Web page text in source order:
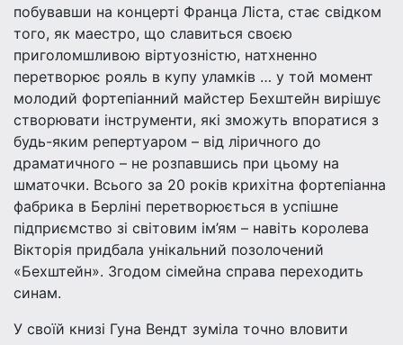
побувавши на концерті Франца Ліста, стає свідком
того, як маестро, що славиться своєю
приголомшливою віртуозністю, натхненно
перетворює рояль в купу уламків … у той момент
молодий фортепіанний майстер Бехштейн вирішує
створювати інструменти, які зможуть впоратися з
будь-яким репертуаром – від ліричного до
драматичного – не розпавшись при цьому на
шматочки. Всього за 20 років крихітна фортепіанна
фабрика в Берліні перетворюється в успішне
підприємство зі світовим ім’ям – навіть королева
Вікторія придбала унікальний позолочений
«Бехштейн». Згодом сімейна справа переходить
синам.
У своїй книзі Гуна Вендт зуміла точно вловити